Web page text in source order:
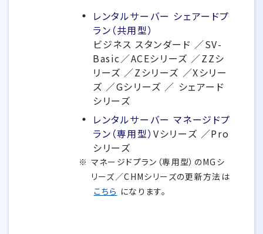
レンタルサーバー シェアードプ
ラン（共用型）
ビジネス スタンダード ／SV-
Basic／ACEシリーズ ／ZZシ
リーズ ／Zシリーズ ／Xシリー
ズ ／Gシリーズ ／ シェアード
シリーズ
レンタルサーバー マネージドプ
ラン（専用型）Vシリーズ ／Pro
シリーズ
マネージドプラン（専用型）のMGシ
リーズ／CHMシリーズの更新方法は
こちら になります。